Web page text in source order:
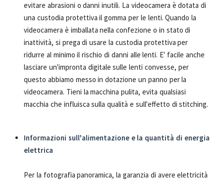
evitare abrasioni o danni inutili. La videocamera è dotata di
una custodia protettiva il gomma per le lenti. Quando la
videocamera è imballata nella confezione o in stato di
inattività, si prega di usare la custodia protettiva per
ridurre al minimo il rischio di danni alle lenti. E' facile anche
lasciare un'impronta digitale sulle lenti convesse, per
questo abbiamo messo in dotazione un panno per la
videocamera. Tieni la macchina pulita, evita qualsiasi
macchia che influisca sulla qualità e sull'effetto di stitching.
Informazioni sull'alimentazione e la quantità di energia
elettrica
Per la fotografia panoramica, la garanzia di avere elettricità